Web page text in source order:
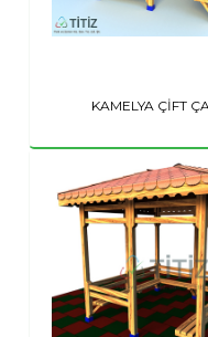
KAMELYA ÇİFT